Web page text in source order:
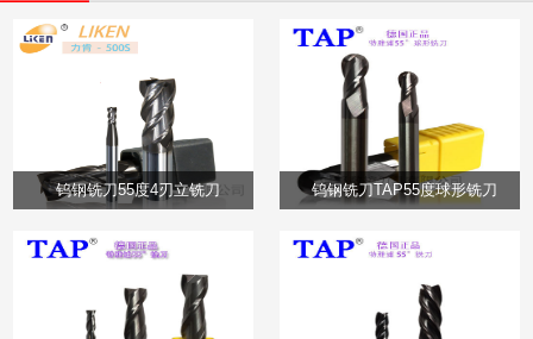
钨钢铣刀55度4刃立铣刀 钨钢铣刀TAP55度球形铣刀